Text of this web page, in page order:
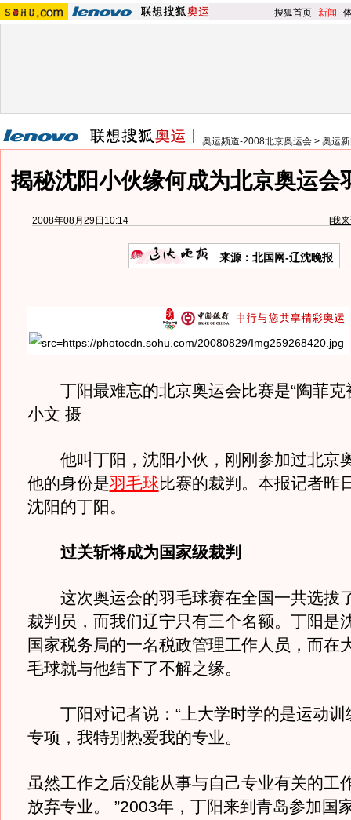
搜狐首页-新闻 -
奥运频道-2008北京奥运会 > 奥运
揭秘沈阳小伙缘何成为北京奥运会
2008年08月29日10:14 [我
来源：北国网-辽沈晚报
丁阳最难忘的北京奥运会比赛是“陶菲克
小文 摄
他叫丁阳，沈阳小伙，刚刚参加过北京
他的身份是羽毛球比赛的裁判。本报记者昨
沈阳的丁阳。
过关斩将成为国家级裁判
这次奥运会的羽毛球赛在全国一共选拔
裁判员，而我们辽宁只有三个名额。丁阳是
国家税务局的一名税政管理工作人员，而在
毛球就与他结下了不解之缘。
丁阳对记者说：“上大学时学的是运动训
专项，我特别热爱我的专业。
虽然工作之后没能从事与自己专业有关的工
放弃专业。 ”2003年，丁阳来到青岛参加国